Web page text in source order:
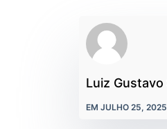
Luiz Gustavo
EM JULHO 25,